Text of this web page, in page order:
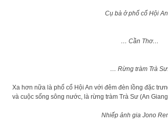
Cụ bà ở phố cổ Hội
… Cần Thơ…
… Rừng tràm Trà Sư.
Xa hơn nữa là phố cổ Hội An với đêm đèn lồng đặc
và cuộc sống sông nước, là rừng tràm Trà Sư (An
Nhiếp ảnh gia Jono